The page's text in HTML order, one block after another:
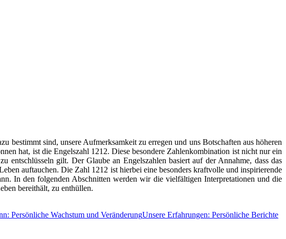
bestimmt sind, unsere Aufmerksamkeit zu erregen und uns Botschaften aus höheren
hat, ist die Engelszahl 1212. Diese besondere Zahlenkombination ist nicht nur ein
entschlüsseln gilt. Der Glaube an Engelszahlen basiert auf der Annahme, dass das
auftauchen. Die Zahl 1212 ist hierbei eine besonders kraftvolle und inspirierende
In den folgenden Abschnitten werden wir die vielfältigen Interpretationen und die
bereithält, zu enthüllen.
Persönliche Wachstum und VeränderungUnsere Erfahrungen: Persönliche Berichte